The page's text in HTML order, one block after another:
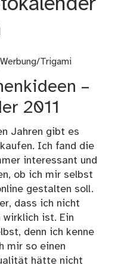
Werbung/Trigami
–
2011
Jahren gibt es
Ich fand die
interessant und
ob ich mir selbst
gestalten soll.
dass ich nicht
ist. Ein
denn ich kenne
mir so einen
hätte nicht